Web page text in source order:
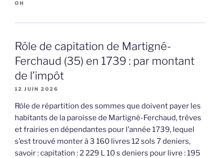
OH
Rôle de capitation de Martigné-
Ferchaud (35) en 1739 : par montant
de l’impôt
12 JUIN 2026
Rôle de répartition des sommes que doivent payer les
habitants de la paroisse de Martigné-Ferchaud, trèves
et frairies en dépendantes pour l’année 1739, lequel
s’est trouvé monter à 3 160 livres 12 sols 7 deniers,
savoir : capitation : 2 229 L 10 s deniers pour livre : 195